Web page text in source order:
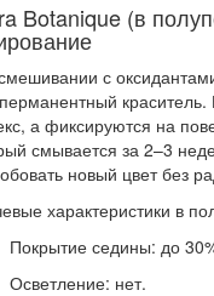
Botanique (в
с
а фиксируются на
смывается за 2–3
новый цвет без
характеристики в
Покрытие седины: до
Осветление: нет.